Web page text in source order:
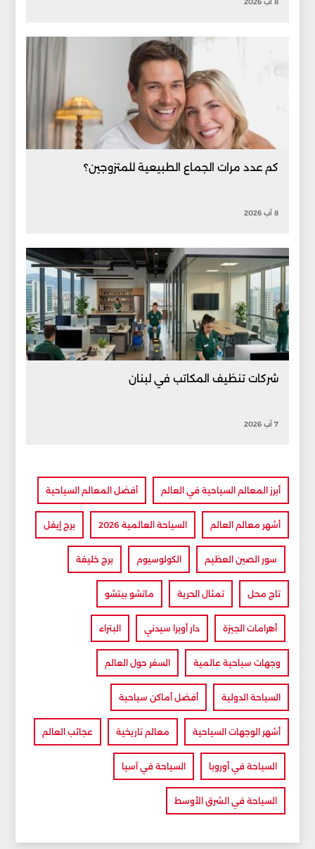
كم عدد مرات الجماع الطبيعية للمتزوجين؟
8 آب 2026
شركات تنظيف المكاتب في لبنان
7 آب 2026
أبرز المعالم السياحية في العالم أفضل المعالم السياحية
أشهر معالم العالم السياحة العالمية 2026 برج إيفل
سور الصين العظيم الكولوسيوم برج خليفة
تاج محل تمثال الحرية ماتشو بيتشو
أهرامات الجيزة دار أوبرا سيدني البتراء
وجهات سياحية عالمية السفر حول العالم
السياحة الدولية أفضل أماكن سياحية
أشهر الوجهات السياحية معالم تاريخية عجائب العالم
السياحة في أوروبا السياحة في آسيا
السياحة في الشرق الأوسط